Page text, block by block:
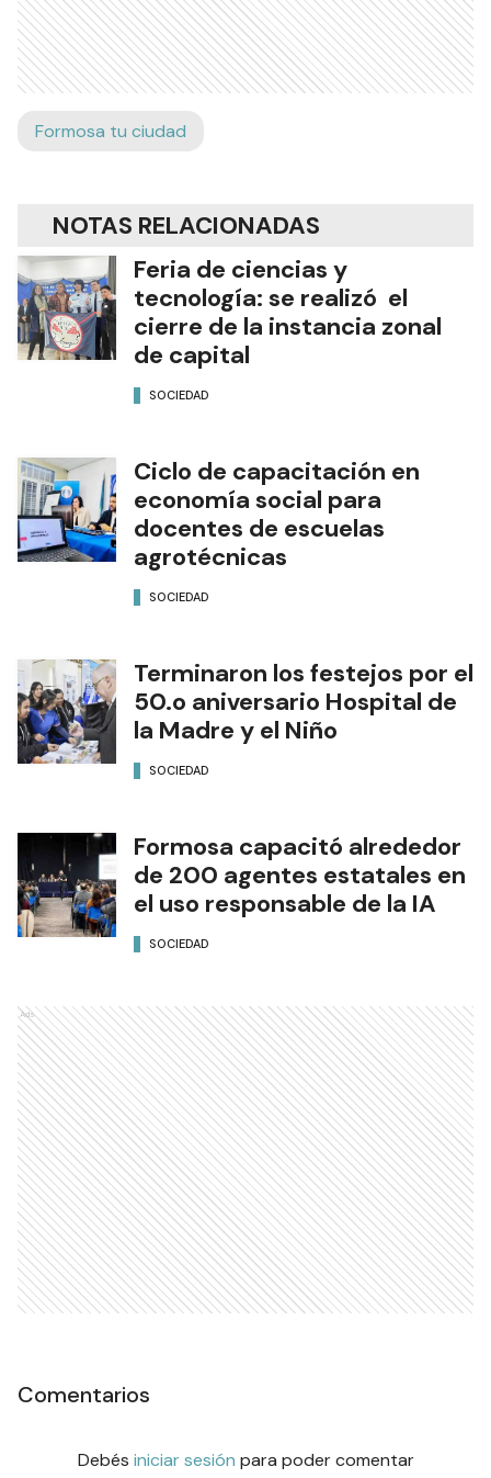
Formosa tu ciudad
NOTAS RELACIONADAS
Feria de ciencias y
tecnología: se realizó el
cierre de la instancia zonal
de capital
SOCIEDAD
Ciclo de capacitación en
economía social para
docentes de escuelas
agrotécnicas
SOCIEDAD
Terminaron los festejos por el
50.o aniversario Hospital de
la Madre y el Niño
SOCIEDAD
Formosa capacitó alrededor
de 200 agentes estatales en
el uso responsable de la IA
SOCIEDAD
Ads
Comentarios
Debés iniciar sesión para poder comentar